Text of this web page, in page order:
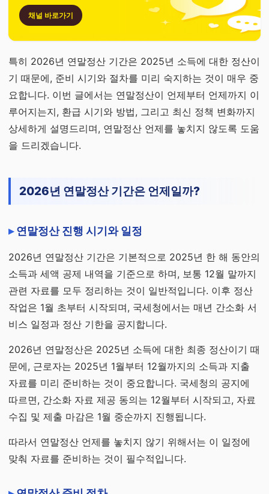
채널 바로가기
특히 2026년 연말정산 기간은 2025년 소득에 대한 정산이
기 때문에, 준비 시기와 절차를 미리 숙지하는 것이 매우 중
요합니다. 이번 글에서는 연말정산이 언제부터 언제까지 이
루어지는지, 환급 시기와 방법, 그리고 최신 정책 변화까지
상세하게 설명드리며, 연말정산 언제를 놓치지 않도록 도움
을 드리겠습니다.
2026년 연말정산 기간은 언제일까?
연말정산 진행 시기와 일정
2026년 연말정산 기간은 기본적으로 2025년 한 해 동안의
소득과 세액 공제 내역을 기준으로 하며, 보통 12월 말까지
관련 자료를 모두 정리하는 것이 일반적입니다. 이후 정산
작업은 1월 초부터 시작되며, 국세청에서는 매년 간소화 서
비스 일정과 정산 기한을 공지합니다.
2026년 연말정산은 2025년 소득에 대한 최종 정산이기 때
문에, 근로자는 2025년 1월부터 12월까지의 소득과 지출
자료를 미리 준비하는 것이 중요합니다. 국세청의 공지에
따르면, 간소화 자료 제공 동의는 12월부터 시작되고, 자료
수집 및 제출 마감은 1월 중순까지 진행됩니다.
따라서 연말정산 언제를 놓치지 않기 위해서는 이 일정에
맞춰 자료를 준비하는 것이 필수적입니다.